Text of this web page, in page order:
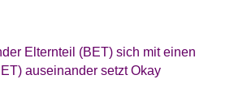
Elternteil (BET) sich mit einen
auseinander setzt Okay